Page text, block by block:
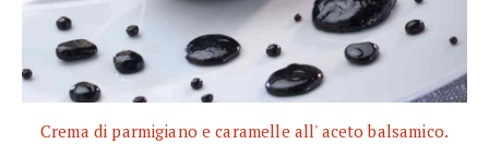
Crema di parmigiano e caramelle all' aceto balsamico.